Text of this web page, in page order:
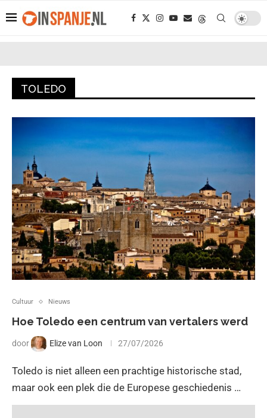
TOLEDO
Cultuur Nieuws
Hoe Toledo een centrum van vertalers werd
door Elize van Loon 27/07/2026
Toledo is niet alleen een prachtige historische stad,
maar ook een plek die de Europese geschiedenis …